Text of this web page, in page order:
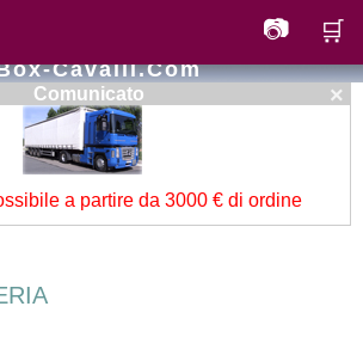
Cavalli.com
📷 🛒
×
Comunicato
a partire da 3000 € di ordine